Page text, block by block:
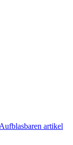
Aufblasbaren artikel